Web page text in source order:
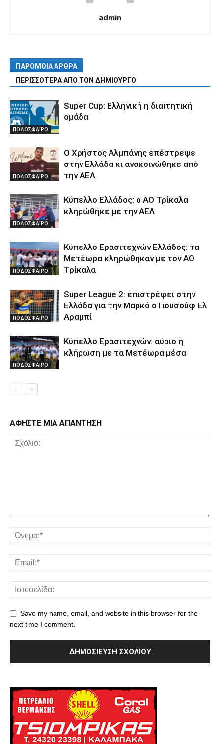
admin
ΠΑΡΟΜΟΙΑ ΑΡΘΡΑ
ΠΕΡΙΣΣΟΤΕΡΑ ΑΠΟ ΤΟΝ ΔΗΜΙΟΥΡΓΟ
ΠΟΔΟΣΦΑΙΡΟ
Super Cup: Ελληνική η διαιτητική
ομάδα
ΠΟΔΟΣΦΑΙΡΟ
Ο Χρήστος Αλμπάνης επέστρεψε
στην Ελλάδα κι ανακοινώθηκε από
την ΑΕΛ
ΠΟΔΟΣΦΑΙΡΟ
Κύπελλο Ελλάδος: ο ΑΟ Τρίκαλα
κληρώθηκε με την ΑΕΛ
ΠΟΔΟΣΦΑΙΡΟ
Κύπελλο Ερασιτεχνών Ελλάδος: τα
Μετέωρα κληρώθηκαν με τον ΑΟ
Τρίκαλα
ΠΟΔΟΣΦΑΙΡΟ
Super League 2: επιστρέφει στην
Ελλάδα για την Μαρκό ο Γιουσούφ Ελ
Αραμπί
ΠΟΔΟΣΦΑΙΡΟ
Κύπελλο Ερασιτεχνών: αύριο η
κλήρωση με τα Μετέωρα μέσα
ΑΦΗΣΤΕ ΜΙΑ ΑΠΑΝΤΗΣΗ
Save my name, email, and website in this browser for the
next time I comment.